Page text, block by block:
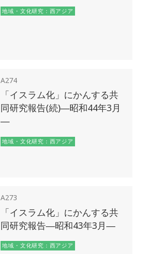
地域・文化研究：西アジア
A274
「イスラム化」にかんする共
同研究報告(続)―昭和44年3月
―
地域・文化研究：西アジア
A273
「イスラム化」にかんする共
同研究報告―昭和43年3月―
地域・文化研究：西アジア